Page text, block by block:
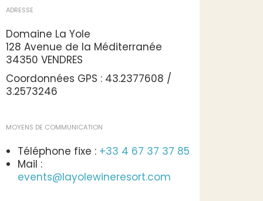
ADRESSE
Domaine La Yole
128 Avenue de la Méditerranée
34350 VENDRES
Coordonnées GPS : 43.2377608 /
3.2573246
MOYENS DE COMMUNICATION
Téléphone fixe : +33 4 67 37 37 85
Mail :
events@layolewineresort.com